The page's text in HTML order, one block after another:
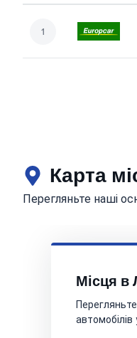
Карта
Перегляньте наші
Місця в
автомобілів